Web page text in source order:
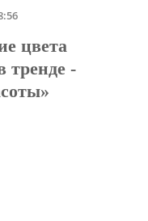
цвета
тренде -